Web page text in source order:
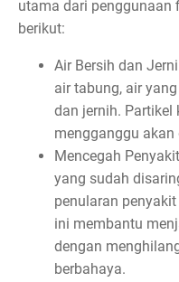
utama dari penggunaan
berikut:
Air Bersih dan
air tabung, air
dan jernih.
mengganggu
Mencegah
yang sudah
penularan
ini membantu
dengan
berbahaya.